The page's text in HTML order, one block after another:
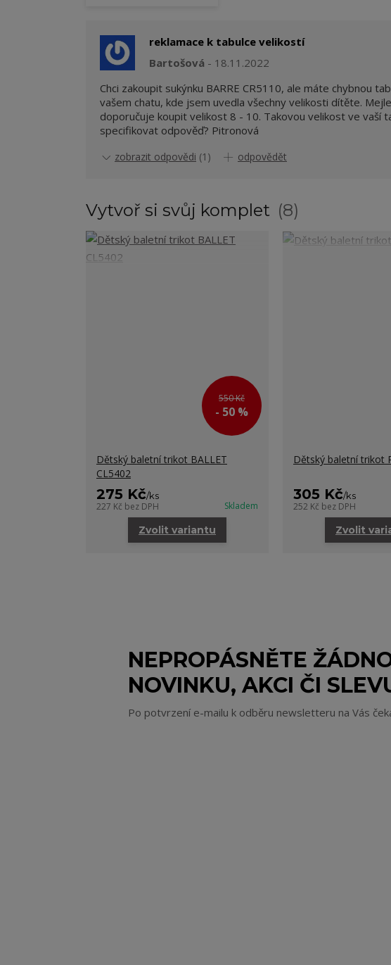
reklamace k tabulce velikostí
Bartošová
18.11.2022
Chci zakoupit sukýnku BARRE CR5110, ale máte chybnou
vašem chatu, kde jsem uvedla všechny velikosti dítěte.
doporučuje koupit velikost 8 - 10. Takovou velikost ve vaší
specifikovat odpověď? Pitronová
zobrazit odpovědi (1) odpovědět
Vytvoř si svůj komplet 8
550 Kč
- 50 %
Dětský baletní trikot BALLET
CL5402
275 Kč/ks
227 Kč bez DPH Skladem
Zvolit variantu
Dětský baletní trikot
305 Kč/ks
252 Kč bez DPH
Zvolit
NEPROPÁSNĚTE
NOVINKU, AKCI ČI
Po potvrzení e-mailu k odběru newsletteru na Vás